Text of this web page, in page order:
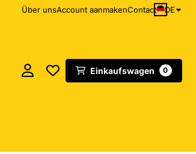
Über unsAccount aanmakenContact DE
Einkaufswagen 0